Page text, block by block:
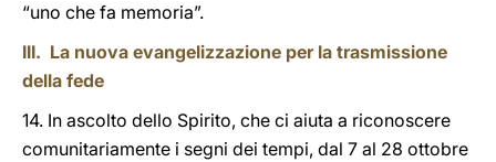
“uno che fa memoria”.
III. La nuova evangelizzazione per la trasmissione
della fede
14. In ascolto dello Spirito, che ci aiuta a riconoscere
comunitariamente i segni dei tempi, dal 7 al 28 ottobre